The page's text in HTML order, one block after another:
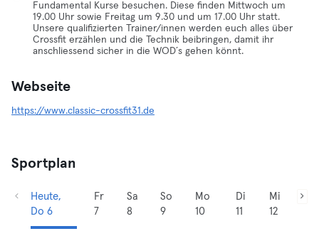
Fundamental Kurse besuchen. Diese finden Mittwoch um
19.00 Uhr sowie Freitag um 9.30 und um 17.00 Uhr statt.
Unsere qualifizierten Trainer/innen werden euch alles über
Crossfit erzählen und die Technik beibringen, damit ihr
anschliessend sicher in die WOD´s gehen könnt.
Webseite
https://www.classic-crossfit31.de
Sportplan
Heute,
Do 6
Fr
7
Sa
8
So
9
Mo
10
Di
11
Mi
12